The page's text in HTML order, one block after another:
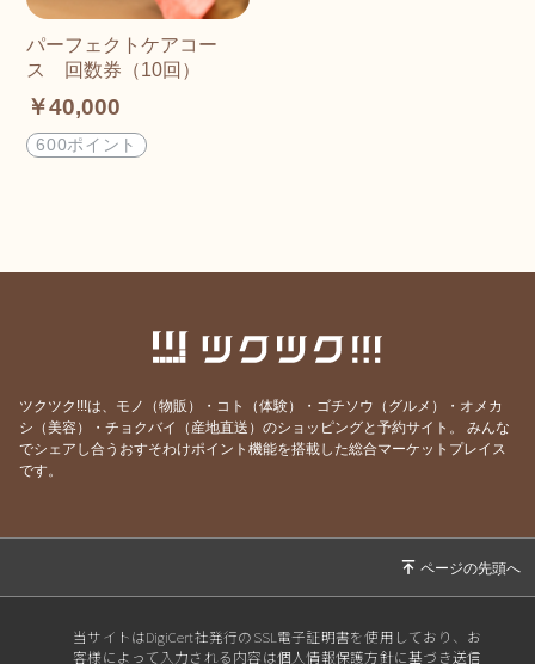
パーフェクトケアコー
ス 回数券（10回）
￥40,000
600ポイント
ツクツク!!!は、モノ（物販）・コト（体験）・ゴチソウ（グルメ）・オメカ
シ（美容）・チョクバイ（産地直送）のショッピングと予約サイト。
みんな
でシェアし合うおすそわけポイント機能を搭載した総合マーケットプレイス
です。
当サイトはDigiCert社発行のSSL電子証明書を使用しており、お
客様によって入力される内容は個人情報保護方針に基づき送信